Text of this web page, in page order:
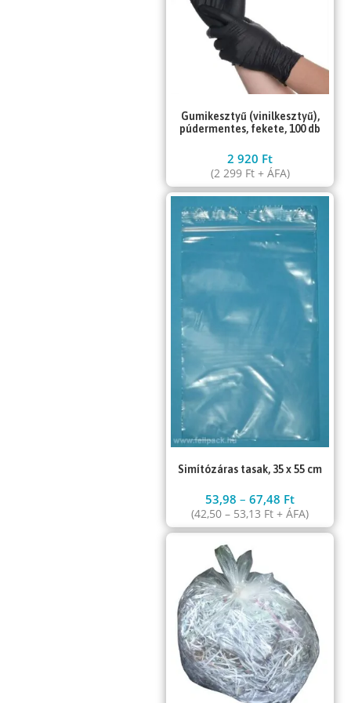
Gumikesztyű (vinilkesztyű),
púdermentes, fekete, 100 db
2 920 Ft
(2 299 Ft+ ÁFA)
Simítózáras tasak, 35 x 55 cm
53,98–67,48 Ft
(42,50– 53,13 Ft + ÁFA)